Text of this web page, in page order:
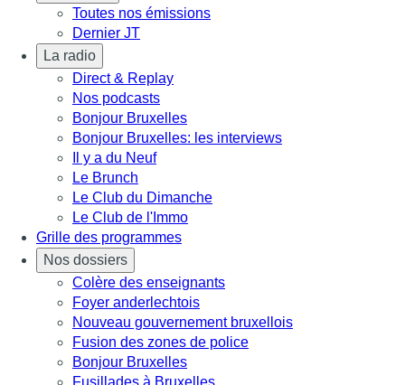
Toutes nos émissions
Dernier JT
La radio
Direct & Replay
Nos podcasts
Bonjour Bruxelles
Bonjour Bruxelles: les interviews
Il y a du Neuf
Le Brunch
Le Club du Dimanche
Le Club de l'Immo
Grille des programmes
Nos dossiers
Colère des enseignants
Foyer anderlechtois
Nouveau gouvernement bruxellois
Fusion des zones de police
Bonjour Bruxelles
Fusillades à Bruxelles